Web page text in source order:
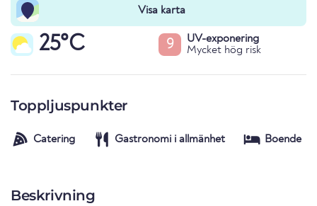
Visa karta
25°C 9
UV-exponering
Mycket hög risk
Toppljuspunkter
Catering Gastronomi i allmänhet Boende
Beskrivning